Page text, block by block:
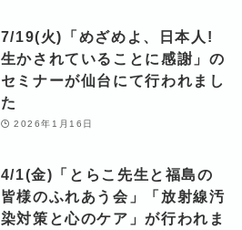
7/19(火)「めざめよ、日本人!
生かされていることに感謝」の
セミナーが仙台にて行われまし
た
2026年1月16日
4/1(金)「とらこ先生と福島の
皆様のふれあう会」「放射線汚
染対策と心のケア」が行われま